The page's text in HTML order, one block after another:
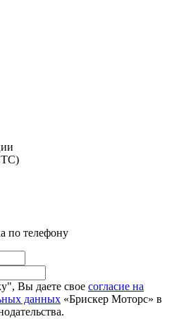
по телефону
Вы даете свое согласие на
данных «Брискер Моторс» в